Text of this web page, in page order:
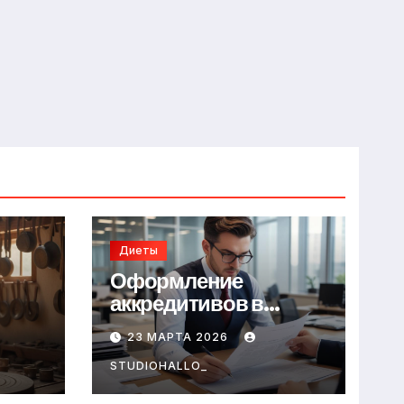
Диеты
Оформление
аккредитивов в
международной
торговле
23 МАРТА 2026
STUDIOHALLO_